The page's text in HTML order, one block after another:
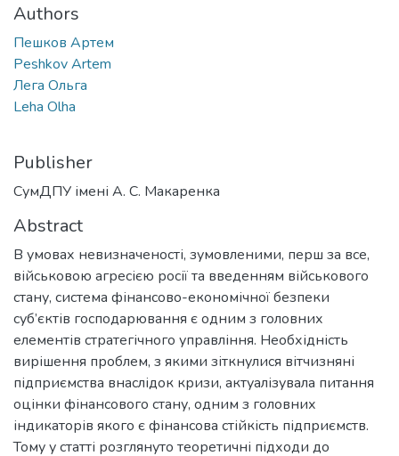
Authors
Пешков Артем
Peshkov Artem
Лега Ольга
Leha Olha
Publisher
СумДПУ імені А. С. Макаренка
Abstract
В умовах невизначеності, зумовленими, перш за все,
військовою агресією росії та введенням військового
стану, система фінансово-економічної безпеки
суб’єктів господарювання є одним з головних
елементів стратегічного управління. Необхідність
вирішення проблем, з якими зіткнулися вітчизняні
підприємства внаслідок кризи, актуалізувала питання
оцінки фінансового стану, одним з головних
індикаторів якого є фінансова стійкість підприємств.
Тому у статті розглянуто теоретичні підходи до